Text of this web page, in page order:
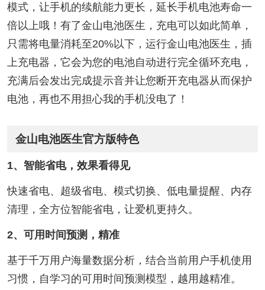
模式，让手机的续航能力更长，延长手机电池寿命一
倍以上哦！有了金山电池医生，充电可以如此简单，
只需将电量消耗至20%以下，运行金山电池医生，插
上充电器，它会为您的电池自动进行完全循环充电，
充满后会发出完成提示音并让您断开充电器从而保护
电池，再也不用担心我的手机没电了！
金山电池医生官方版特色
1、智能省电，效果看得见
快速省电、超级省电、模式切换、低电量提醒、内存
清理，全方位智能省电，让爱机更持久。
2、可用时间预测，精准
基于千万用户海量数据分析，结合当前用户手机使用
习惯，自学习的可用时间预测模型，越用越精准。